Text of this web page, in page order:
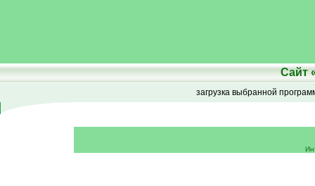
Сайт
загрузка выбранной